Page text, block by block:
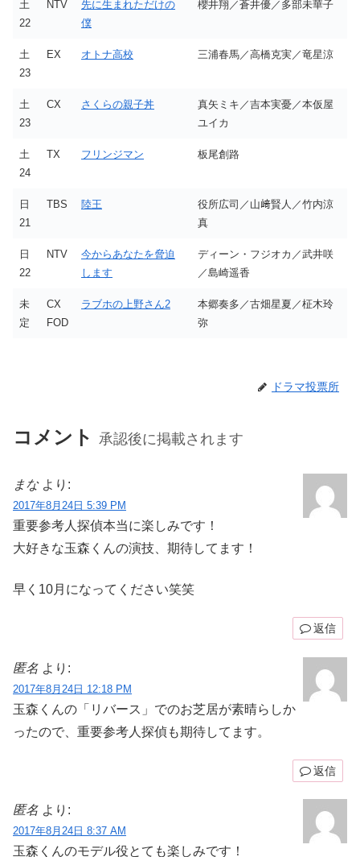
土
22
NTV
先に生まれただけの
僕
櫻井翔／蒼井優／多部未華子
土
23
EX オトナ高校 三浦春馬／高橋克実／竜星涼
土
23
CX さくらの親子丼
真矢ミキ／吉本実憂／本仮屋
ユイカ
土
24
TX フリンジマン 板尾創路
日
21
TBS 陸王
役所広司／山﨑賢人／竹内涼
真
日
22
NTV
今からあなたを脅迫
します
ディーン・フジオカ／武井咲
／島崎遥香
未
定
CX
FOD
ラブホの上野さん2
本郷奏多／古畑星夏／柾木玲
弥
ドラマ投票所
コメント 承認後に掲載されます
まな より:
2017年8月24日 5:39 PM
重要参考人探偵本当に楽しみです！
大好きな玉森くんの演技、期待してます！
早く10月になってください笑笑
返信
匿名 より:
2017年8月24日 12:18 PM
玉森くんの「リバース」でのお芝居が素晴らしか
ったので、重要参考人探偵も期待してます。
返信
匿名 より:
2017年8月24日 8:37 AM
玉森くんのモデル役とても楽しみです！